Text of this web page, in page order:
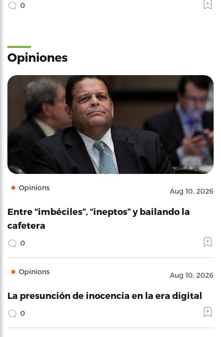
0
Opiniones
Opinions Aug 10, 2026
Entre “imbéciles”, “ineptos” y bailando la
cafetera
0
Opinions Aug 10, 2026
La presunción de inocencia en la era digital
0